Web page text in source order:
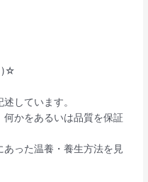
)☆
しています。
何かをあるいは品質を保証
った温養・養生方法を見